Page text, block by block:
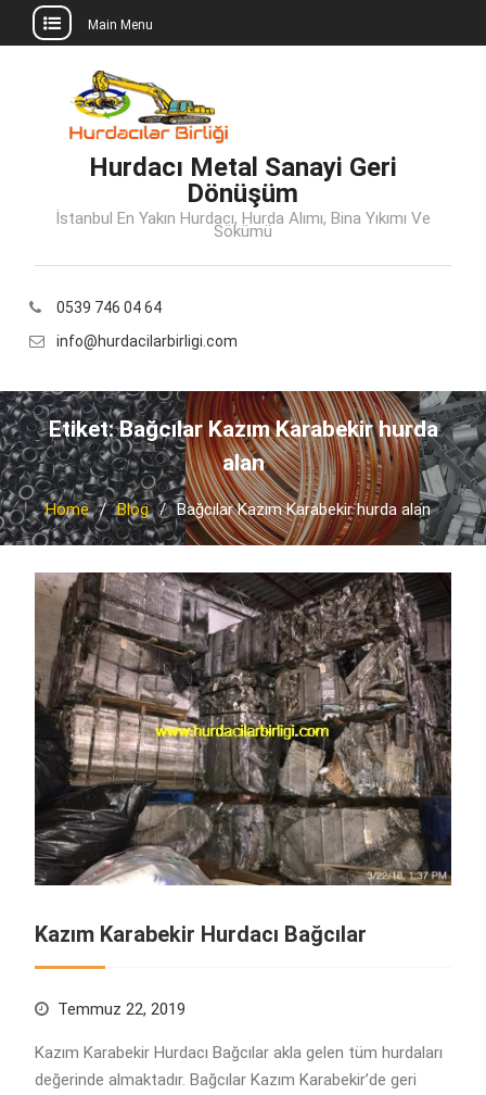
Main Menu
Hurdacı Metal Sanayi Geri
Dönüşüm
İstanbul En Yakın Hurdacı, Hurda Alımı, Bina Yıkımı Ve
Sökümü
0539 746 04 64
info@hurdacilarbirligi.com
Etiket:Bağcılar Kazım Karabekir hurda
alan
Home Blog Bağcılar Kazım Karabekir hurda alan
Kazım Karabekir Hurdacı Bağcılar
Temmuz 22, 2019
Kazım Karabekir Hurdacı Bağcılar akla gelen tüm hurdaları
değerinde almaktadır. Bağcılar Kazım Karabekir’de geri